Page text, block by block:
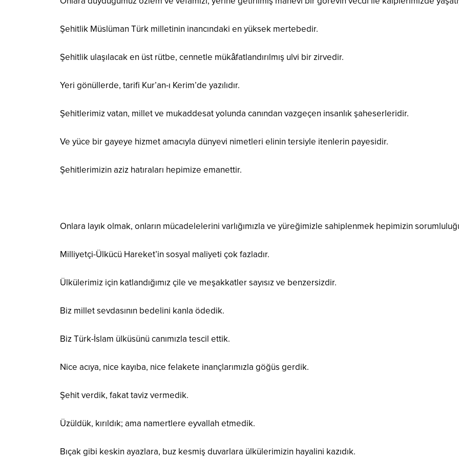
Şehitlik Müslüman Türk milletinin inancındaki en yüksek mertebedir.
Şehitlik ulaşılacak en üst rütbe, cennetle mükâfatlandırılmış ulvi bir zirvedir.
Yeri gönüllerde, tarifi Kur’an-ı Kerim’de yazılıdır.
Şehitlerimiz vatan, millet ve mukaddesat yolunda canından vazgeçen insanlık şaheserleridir.
Ve yüce bir gayeye hizmet amacıyla dünyevi nimetleri elinin tersiyle itenlerin payesidir.
Şehitlerimizin aziz hatıraları hepimize emanettir.
Onlara layık olmak, onların mücadelelerini varlığımızla ve yüreğimizle sahiplenmek hepimizin
Milliyetçi-Ülkücü Hareket’in sosyal maliyeti çok fazladır.
Ülkülerimiz için katlandığımız çile ve meşakkatler sayısız ve benzersizdir.
Biz millet sevdasının bedelini kanla ödedik.
Biz Türk-İslam ülküsünü canımızla tescil ettik.
Nice acıya, nice kayıba, nice felakete inançlarımızla göğüs gerdik.
Şehit verdik, fakat taviz vermedik.
Üzüldük, kırıldık; ama namertlere eyvallah etmedik.
Bıçak gibi keskin ayazlara, buz kesmiş duvarlara ülkülerimizin hayalini kazıdık.